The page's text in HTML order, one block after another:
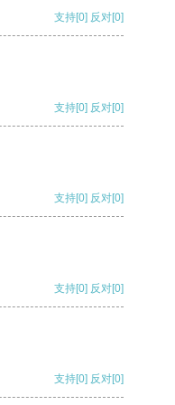
支持[0] 反对[0]
支持[0] 反对[0]
支持[0] 反对[0]
支持[0] 反对[0]
支持[0] 反对[0]